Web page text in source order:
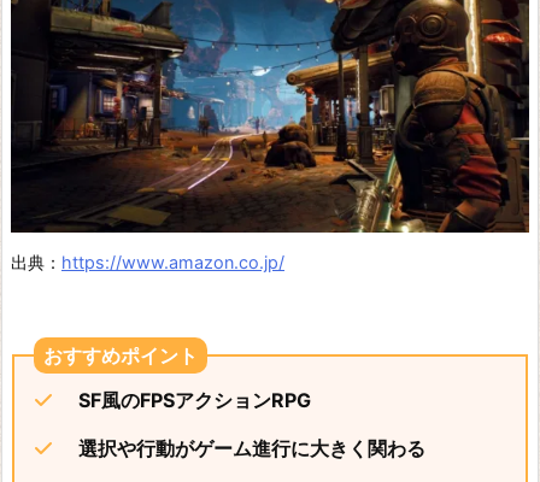
出典： https://www.amazon.co.jp/
SF風のFPSアクションRPG
選択や行動がゲーム進行に大きく関わる